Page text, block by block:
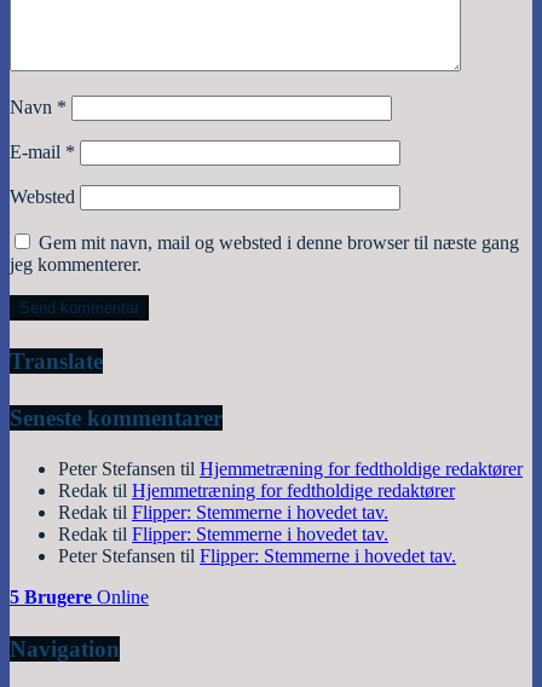
Navn *
E-mail *
Websted
Gem mit navn, mail og websted i denne browser til næste gang
jeg kommenterer.
Translate
Seneste kommentarer
Peter Stefansen til Hjemmetræning for fedtholdige redaktører
Redak til Hjemmetræning for fedtholdige redaktører
Redak til Flipper: Stemmerne i hovedet tav.
Redak til Flipper: Stemmerne i hovedet tav.
Peter Stefansen til Flipper: Stemmerne i hovedet tav.
5 Brugere Online
Navigation